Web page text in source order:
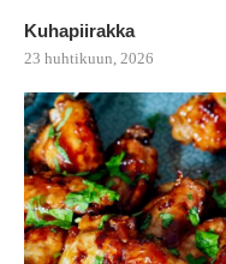
Kuhapiirakka
23 huhtikuun, 2026